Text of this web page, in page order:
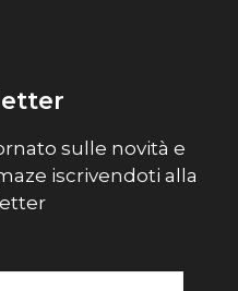
sulle novità e
iscrivendoti alla